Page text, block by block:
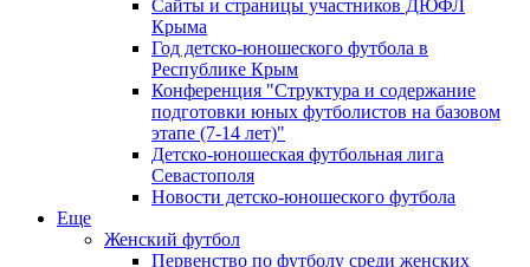
Сайты и страницы участников ДЮФЛ
Крыма
Год детско-юношеского футбола в
Республике Крым
Конференция "Структура и содержание
подготовки юных футболистов на базовом
этапе (7-14 лет)"
Детско-юношеская футбольная лига
Севастополя
Новости детско-юношеского футбола
Еще
Женский футбол
Первенство по футболу среди женских